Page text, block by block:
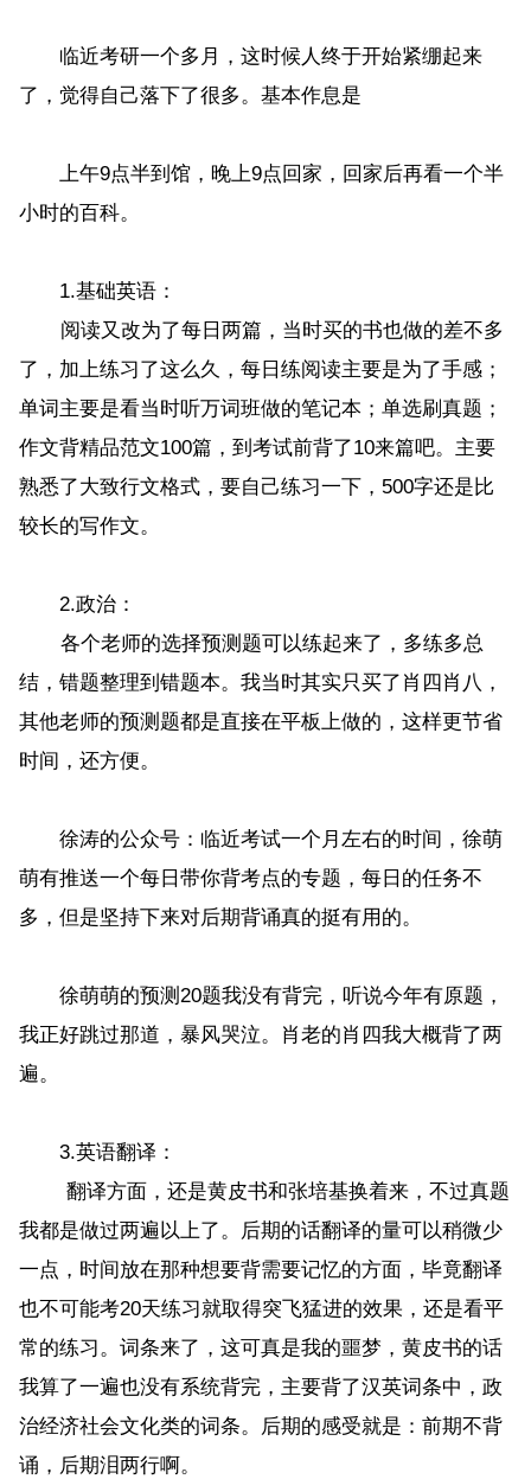
临近考研一个多月，这时候人终于开始紧绷起来
了，觉得自己落下了很多。基本作息是
上午9点半到馆，晚上9点回家，回家后再看一个半
小时的百科。
1.基础英语：
阅读又改为了每日两篇，当时买的书也做的差不多
了，加上练习了这么久，每日练阅读主要是为了手感；
单词主要是看当时听万词班做的笔记本；单选刷真题；
作文背精品范文100篇，到考试前背了10来篇吧。主要
熟悉了大致行文格式，要自己练习一下，500字还是比
较长的写作文。
2.政治：
各个老师的选择预测题可以练起来了，多练多总
结，错题整理到错题本。我当时其实只买了肖四肖八，
其他老师的预测题都是直接在平板上做的，这样更节省
时间，还方便。
徐涛的公众号：临近考试一个月左右的时间，徐萌
萌有推送一个每日带你背考点的专题，每日的任务不
多，但是坚持下来对后期背诵真的挺有用的。
徐萌萌的预测20题我没有背完，听说今年有原题，
我正好跳过那道，暴风哭泣。肖老的肖四我大概背了两
遍。
3.英语翻译：
翻译方面，还是黄皮书和张培基换着来，不过真题
我都是做过两遍以上了。后期的话翻译的量可以稍微少
一点，时间放在那种想要背需要记忆的方面，毕竟翻译
也不可能考20天练习就取得突飞猛进的效果，还是看平
常的练习。词条来了，这可真是我的噩梦，黄皮书的话
我算了一遍也没有系统背完，主要背了汉英词条中，政
治经济社会文化类的词条。后期的感受就是：前期不背
诵，后期泪两行啊。